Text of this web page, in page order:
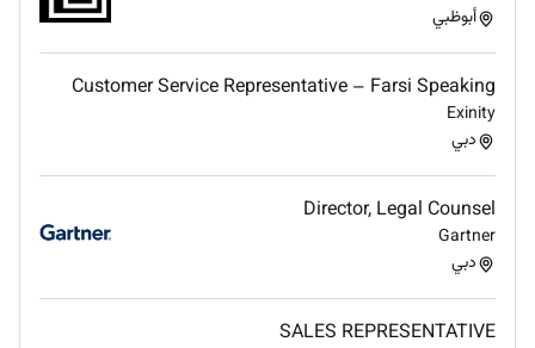
Qualified Lawyer.
Experience
58 years PQE.
Corporate Law
Regulatory Compliance
Required Skills
أبوظبي
Customer Service Representative – Farsi Speaking
Exinity
دبي
Director, Legal Counsel
Gartner
دبي
SALES REPRESENTATIVE